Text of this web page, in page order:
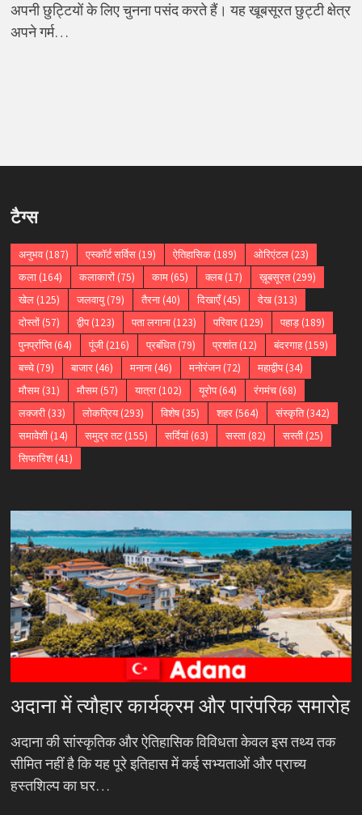
अपनी छुट्टियों के लिए चुनना पसंद करते हैं। यह खूबसूरत छुट्टी क्षेत्र
अपने गर्म…
टैग्स
अनुभव(187) एस्कॉर्ट सर्विस(19) ऐतिहासिक(189) ओरिएंटल(23)
कला(164) कलाकारों(75) काम(65) क्लब(17) ख़ूबसूरत(299)
खेल(125) जलवायु(79) तैरना(40) दिखाएँ(45) देख(313)
दोस्तों(57) द्वीप(123) पता लगाना(123) परिवार(129) पहाड़(189)
पुनर्प्राप्ति(64) पूंजी(216) प्रबंधित(79) प्रशांत(12) बंदरगाह(159)
बच्चे(79) बाजार(46) मनाना(46) मनोरंजन(72) महाद्वीप(34)
मौसम(31) मौसम(57) यात्रा(102) यूरोप(64) रंगमंच(68)
लक्जरी(33) लोकप्रिय(293) विशेष(35) शहर(564) संस्कृति(342)
समावेशी(14) समुद्र तट(155) सर्दियां(63) सस्ता(82) सस्ती(25)
सिफारिश(41)
अदाना में त्यौहार कार्यक्रम और पारंपरिक समारोह
अदाना की सांस्कृतिक और ऐतिहासिक विविधता केवल इस तथ्य तक
सीमित नहीं है कि यह पूरे इतिहास में कई सभ्यताओं और प्राच्य
हस्तशिल्प का घर…